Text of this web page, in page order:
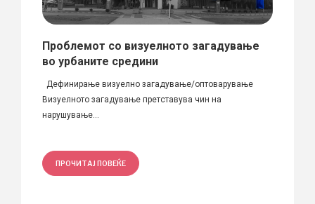
Проблемот со визуелното загадување
во урбаните средини
Дефинирање визуелно загадување/оптоварување
Визуелното загадување претставува чин на
нарушување...
ПРОЧИТАЈ ПОВЕЌЕ